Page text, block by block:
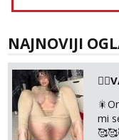
NAJNOVIJI
mi